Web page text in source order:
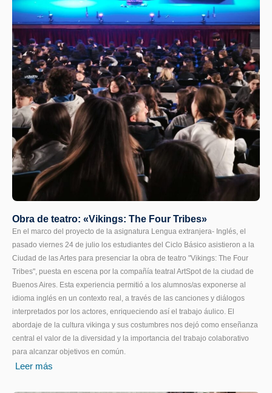
Obra de teatro: «Vikings: The Four Tribes»
En el marco del proyecto de la asignatura Lengua extranjera- Inglés, el
pasado viernes 24 de julio los estudiantes del Ciclo Básico asistieron a la
Ciudad de las Artes para presenciar la obra de teatro "Vikings: The Four
Tribes", puesta en escena por la compañía teatral ArtSpot de la ciudad de
Buenos Aires. Esta experiencia permitió a los alumnos/as exponerse al
idioma inglés en un contexto real, a través de las canciones y diálogos
interpretados por los actores, enriqueciendo así el trabajo áulico. El
abordaje de la cultura vikinga y sus costumbres nos dejó como enseñanza
central el valor de la diversidad y la importancia del trabajo colaborativo
para alcanzar objetivos en común.
Leer más